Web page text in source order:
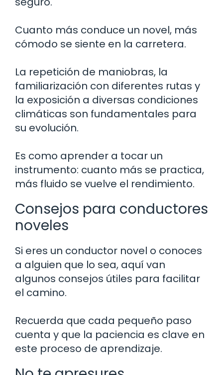
Cuanto más conduce un novel, más
cómodo se siente en la carretera.
La repetición de maniobras, la
familiarización con diferentes rutas y
la exposición a diversas condiciones
climáticas son fundamentales para
su evolución.
Es como aprender a tocar un
instrumento: cuanto más se practica,
más fluido se vuelve el rendimiento.
Consejos para conductores
noveles
Si eres un conductor novel o conoces
a alguien que lo sea, aquí van
algunos consejos útiles para facilitar
el camino.
Recuerda que cada pequeño paso
cuenta y que la paciencia es clave en
este proceso de aprendizaje.